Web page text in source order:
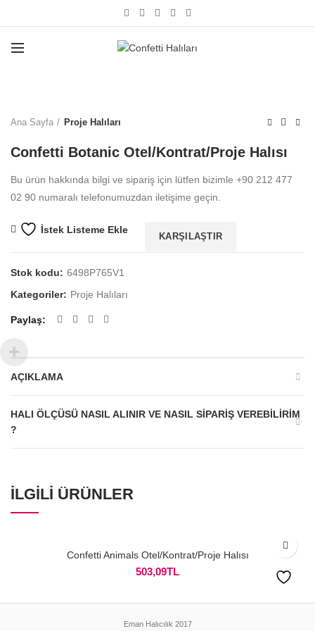
Ana Sayfa Proje Halıları
Confetti Botanic Otel/Kontrat/Proje Halısı
Bu ürün hakkında bilgi ve sipariş için lütfen bizimle +90 212 477
02 90 numaralı telefonumuzdan iletişime geçin.
İstek Listeme Ekle
KARŞILAŞTIR
Stok kodu: 6498P765V1
Kategoriler: Proje Halıları
Paylaş
AÇIKLAMA
HALI ÖLÇÜSÜ NASIL ALINIR VE NASIL SIPARIŞ VEREBILIRIM
?
İLGILI ÜRÜNLER
Confetti Animals Otel/Kontrat/Proje Halısı
503,09TL
Eman Halıcılık 2017